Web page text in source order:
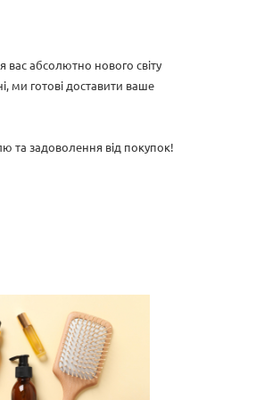
вас абсолютно нового світу
ми готові доставити ваше
та задоволення від покупок!